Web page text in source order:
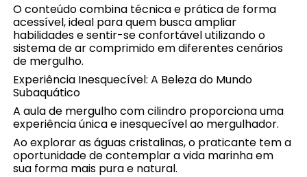
O conteúdo combina técnica e prática de forma
acessível, ideal para quem busca ampliar
habilidades e sentir-se confortável utilizando o
sistema de ar comprimido em diferentes cenários
de mergulho.
Experiência Inesquecível: A Beleza do Mundo
Subaquático
A aula de mergulho com cilindro proporciona uma
experiência única e inesquecível ao mergulhador.
Ao explorar as águas cristalinas, o praticante tem a
oportunidade de contemplar a vida marinha em
sua forma mais pura e natural.